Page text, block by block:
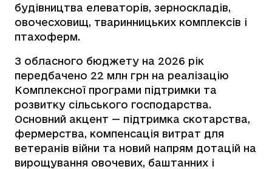
будівництва елеваторів, зерноскладів,
овочесховищ, тваринницьких комплексів і
птахоферм.
З обласного бюджету на 2026 рік
передбачено 22 млн грн на реалізацію
Комплексної програми підтримки та
розвитку сільського господарства.
Основний акцент — підтримка скотарства,
фермерства, компенсація витрат для
ветеранів війни та новий напрям дотацій на
вирощування овочевих, баштанних і